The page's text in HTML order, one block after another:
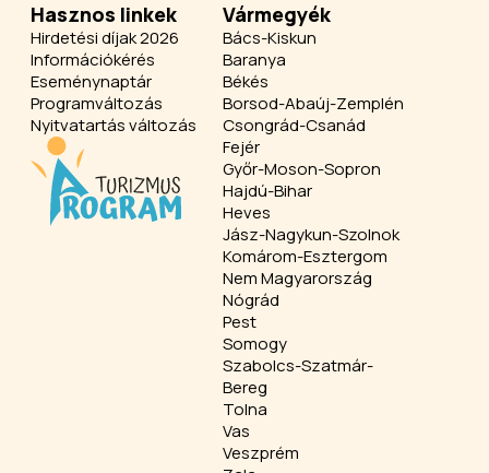
Hasznos linkek
Hirdetési díjak 2026
Információkérés
Eseménynaptár
Programváltozás
Nyitvatartás változás
Vármegyék
Bács-Kiskun
Baranya
Békés
Borsod-Abaúj-Zemplén
Csongrád-Csanád
Fejér
Győr-Moson-Sopron
Hajdú-Bihar
Heves
Jász-Nagykun-Szolnok
Komárom-Esztergom
Nem Magyarország
Nógrád
Pest
Somogy
Szabolcs-Szatmár-
Bereg
Tolna
Vas
Veszprém